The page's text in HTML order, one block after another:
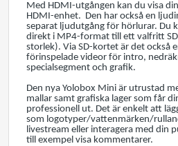
Med HDMI-utgången kan du visa
HDMI-enhet. Den har också en
separat ljudutgång för hörlurar. Du
direkt i MP4-format till ett valfritt
storlek). Via SD-kortet är det också
förinspelade videor för intro,
specialsegment och grafik.
Den nya Yolobox Mini är utrustad
mallar samt grafiska lager som får
professionell ut. Det är enkelt att
som logotyper/vattenmärken/
livestream eller interagera med din
till exempel visa kommentarer.